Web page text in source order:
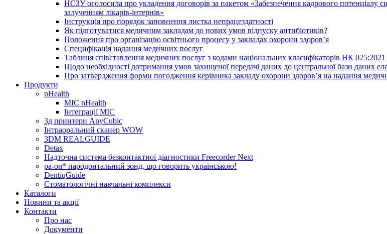
НСЗУ оголосила про укладення договорів за пакетом «Забезпечення кадрового потенціалу
залученням лікарів-інтернів»
Інструкція про порядок заповнення листка непрацездатності
Як підготуватися медичним закладам до нових умов відпуску антибіотиків?
Положення про організацію освітнього процесу у закладах охорони здоров’я
Специфікація надання медичних послуг
Таблиця співставлення медичних послуг з кодами національних класифікаторів НК
Щодо необхідності дотримання умов захищеної передачі даних до центральної бази даних
Про затвердження форми погодження керівника закладу охорони здоров’я на надання
Продукти
nHealth
МІС nHealth
Інтеграції МІС
3д принтери AnyCubic
Інтраоральний сканер WOW
3DM REALGUIDE
Detax
Надточна система безконтактної діагностики Freecorder Next
pa-on* пародонтальний зонд, що говорить українською!
DentiqGuide
Стоматологічні навчальні комплекси
Каталоги
Новини та акції
Контакти
Про нас
Документи